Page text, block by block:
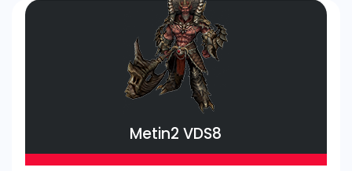
Metin2 VDS8